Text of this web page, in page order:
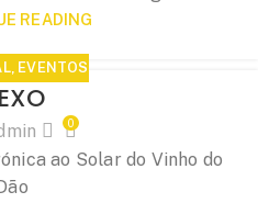
READING
, EVENTOS
0
ao Solar do Vinho do